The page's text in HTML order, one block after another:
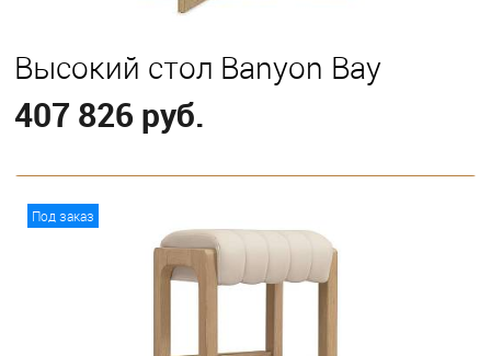
Высокий стол Banyon Bay
407 826 руб.
Под заказ